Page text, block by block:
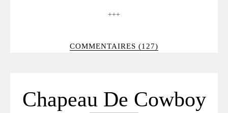
+++
COMMENTAIRES (127)
Chapeau De Cowboy